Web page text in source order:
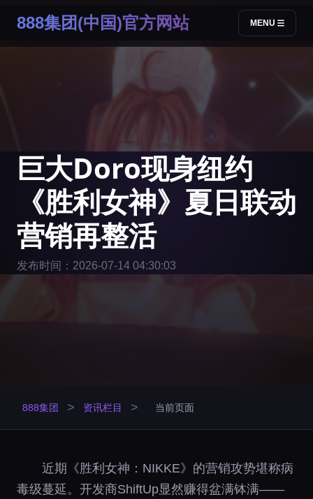
888集团(中国)官方网站 MENU
巨大Doro现身纽约
《胜利女神》夏日联动
营销再整活
发布时间：2026-07-14 04:30:03
888集团 > 资讯栏目 > 当前页面
近期《胜利女神：NIKKE》的营销攻势堪称病
毒级蔓延。开发商ShiftUp显然赚得盆满钵满——